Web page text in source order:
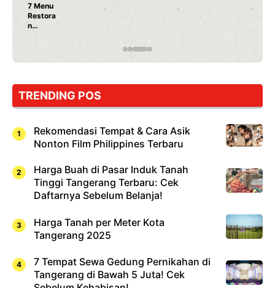
7 Menu
Restora
n
Jepang
Dicoba,
Cuma
Sushi!
TRENDING POS
Rekomendasi Tempat & Cara Asik
Nonton Film Philippines Terbaru
Harga Buah di Pasar Induk Tanah
Tinggi Tangerang Terbaru: Cek
Daftarnya Sebelum Belanja!
Harga Tanah per Meter Kota
Tangerang 2025
7 Tempat Sewa Gedung Pernikahan di
Tangerang di Bawah 5 Juta! Cek